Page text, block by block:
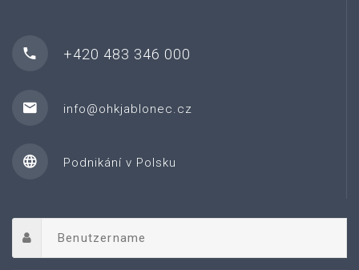
+420 483 346 000
info@ohkjablonec.cz
Podnikání v Polsku